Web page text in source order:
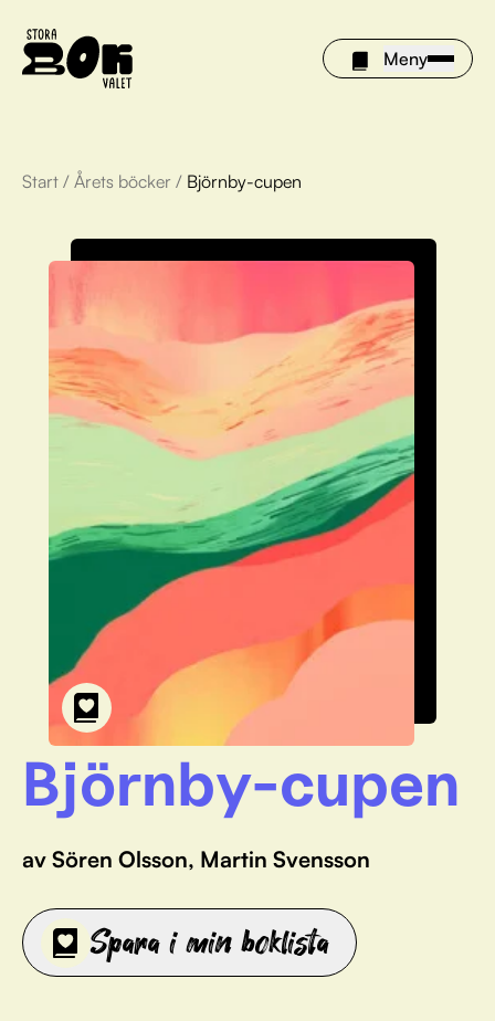
Meny
Årets böcker
Om Stora bokvalet
Olivia tipsar
Vinnare
FAQ
För bibliotek
Start / Årets böcker / Björnby-cupen
Björnby-cupen
av Sören Olsson, Martin Svensson
Spara i min boklista